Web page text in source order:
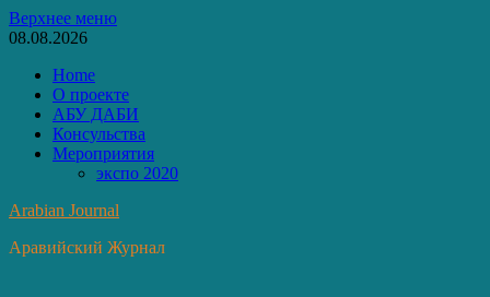
Перейти
к
Верхнее меню
08.08.2026
Home
О проекте
АБУ ДАБИ
Консульства
Мероприятия
экспо 2020
Arabian Journal
Аравийский Журнал